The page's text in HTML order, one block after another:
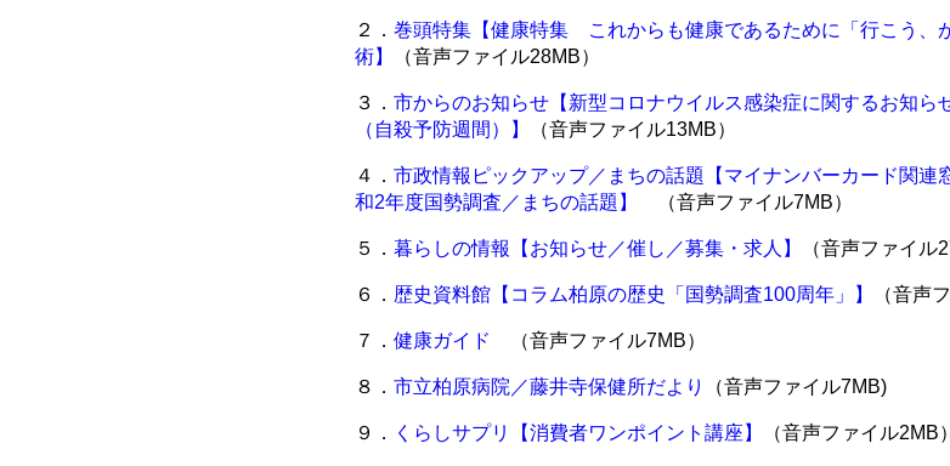
２． 巻頭特集【健康特集 これからも健康であるために「行こう、
術】
（音声ファイル28MB）
３． 市からのお知らせ【新型コロナウイルス感染症に関するお知ら
（自殺予防週間）】
（音声ファイル13MB）
４． 市政情報ピックアップ／まちの話題【マイナンバーカード関連
和2年度国勢調査／まちの話題】
（音声ファイル7MB）
５． 暮らしの情報【お知らせ／催し／募集・求人】 （音声ファイル
６． 歴史資料館【コラム柏原の歴史「国勢調査100周年」】 （音声
７． 健康ガイド （音声ファイル7MB）
８． 市立柏原病院／藤井寺保健所だより （音声ファイル7MB)
９． くらしサプリ【消費者ワンポイント講座】 （音声ファイル2MB）